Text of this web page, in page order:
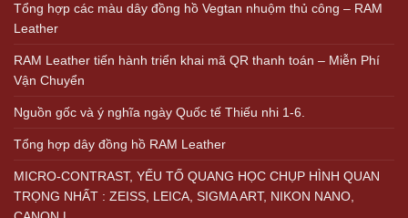
Tổng hợp các màu dây đồng hồ Vegtan nhuộm thủ công – RAM
Leather
RAM Leather tiến hành triển khai mã QR thanh toán – Miễn Phí
Vận Chuyển
Nguồn gốc và ý nghĩa ngày Quốc tế Thiếu nhi 1-6.
Tổng hợp dây đồng hồ RAM Leather
MICRO-CONTRAST, YẾU TỐ QUANG HỌC CHỤP HÌNH QUAN
TRỌNG NHẤT : ZEISS, LEICA, SIGMA ART, NIKON NANO,